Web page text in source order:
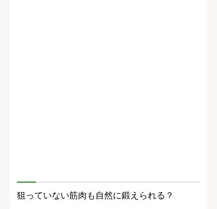
狙っていない筋肉も自然に鍛えられる？